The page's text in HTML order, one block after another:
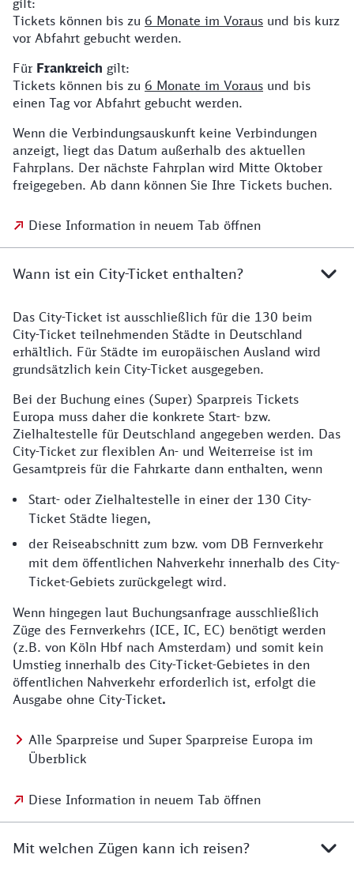
gilt:
Tickets können bis zu 6 Monate im Voraus und bis kurz
vor Abfahrt gebucht werden.
Für Frankreich gilt:
Tickets können bis zu 6 Monate im Voraus und bis
einen Tag vor Abfahrt gebucht werden.
Wenn die Verbindungsauskunft keine Verbindungen
anzeigt, liegt das Datum außerhalb des aktuellen
Fahrplans. Der nächste Fahrplan wird Mitte Oktober
freigegeben. Ab dann können Sie Ihre Tickets buchen.
Diese Information in neuem Tab öffnen
Wann ist ein City-Ticket enthalten?
Das City-Ticket ist ausschließlich für die 130 beim
City-Ticket teilnehmenden Städte in Deutschland
erhältlich. Für Städte im europäischen Ausland wird
grundsätzlich kein City-Ticket ausgegeben.
Bei der Buchung eines (Super) Sparpreis Tickets
Europa muss daher die konkrete Start- bzw.
Zielhaltestelle für Deutschland angegeben werden. Das
City-Ticket zur flexiblen An- und Weiterreise ist im
Gesamtpreis für die Fahrkarte dann enthalten, wenn
Start- oder Zielhaltestelle in einer der 130 City-
Ticket Städte liegen,
der Reiseabschnitt zum bzw. vom DB Fernverkehr
mit dem öffentlichen Nahverkehr innerhalb des City-
Ticket-Gebiets zurückgelegt wird.
Wenn hingegen laut Buchungsanfrage ausschließlich
Züge des Fernverkehrs (ICE, IC, EC) benötigt werden
(z.B. von Köln Hbf nach Amsterdam) und somit kein
Umstieg innerhalb des City-Ticket-Gebietes in den
öffentlichen Nahverkehr erforderlich ist, erfolgt die
Ausgabe ohne City-Ticket.
Alle Sparpreise und Super Sparpreise Europa im
Überblick
Diese Information in neuem Tab öffnen
Mit welchen Zügen kann ich reisen?